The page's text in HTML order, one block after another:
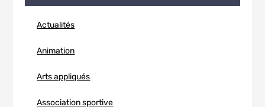
Actualités
Animation
Arts appliqués
Association sportive